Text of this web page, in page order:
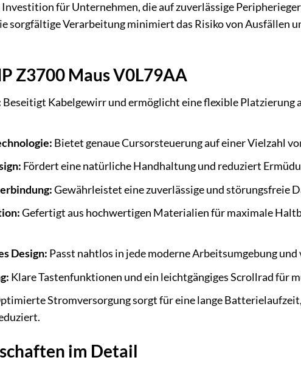
Investition für Unternehmen, die auf zuverlässige
sorgfältige Verarbeitung minimiert das Risiko von Ausfällen
Z3700 Maus V0L79AA
Beseitigt Kabelgewirr und ermöglicht eine flexible Platzierung
Bietet genaue Cursorsteuerung auf einer Vielzahl
Fördert eine natürliche Handhaltung und reduziert
Gewährleistet eine zuverlässige und störungsfreie
Gefertigt aus hochwertigen Materialien für maximale
Design: Passt nahtlos in jede moderne Arbeitsumgebung
Klare Tastenfunktionen und ein leichtgängiges Scrollrad für
Stromversorgung sorgt für eine lange
im Detail